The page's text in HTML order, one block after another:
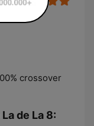
crossover
de La 8: